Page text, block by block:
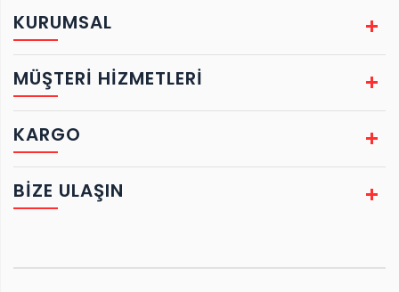
KURUMSAL
MÜŞTERİ HİZMETLERİ
KARGO
BIZE ULAŞIN